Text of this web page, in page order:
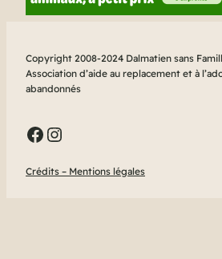
Copyright 2008-2024 Dalmatien sans
Association d’aide au replacement et à
abandonnés
Facebook
Instagram
Crédits – Mentions légales